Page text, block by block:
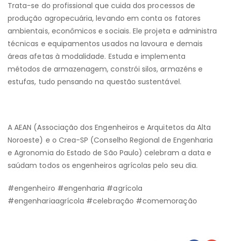
Trata-se do profissional que cuida dos processos de
produção agropecuária, levando em conta os fatores
ambientais, econômicos e sociais. Ele projeta e administra
técnicas e equipamentos usados na lavoura e demais
áreas afetas à modalidade. Estuda e implementa
métodos de armazenagem, constrói silos, armazéns e
estufas, tudo pensando na questão sustentável.
A AEAN (Associação dos Engenheiros e Arquitetos da Alta
Noroeste) e o Crea-SP (Conselho Regional de Engenharia
e Agronomia do Estado de São Paulo) celebram a data e
saúdam todos os engenheiros agrícolas pelo seu dia.
#engenheiro #engenharia #agrícola
#engenhariaagrícola #celebração #comemoração